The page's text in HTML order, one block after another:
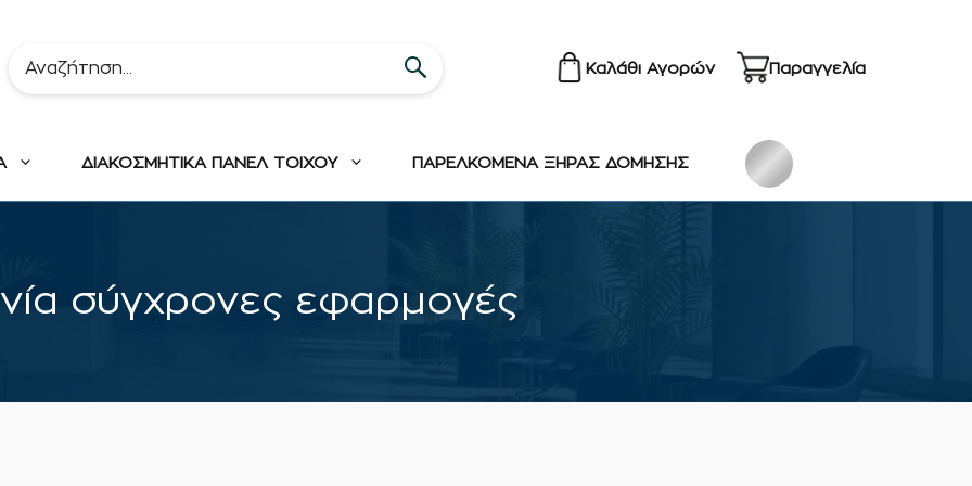
Καλάθι Αγορών Παραγγελία
ΔΙΑΚΟΣΜΗΤΙΚΑ ΠΑΝΕΛ ΤΟΙΧΟΥ ΠΑΡΕΛΚΟΜΕΝΑ ΞΗΡΑΣ ΔΟΜΗΣΗΣ
σύγχρονες εφαρμογές